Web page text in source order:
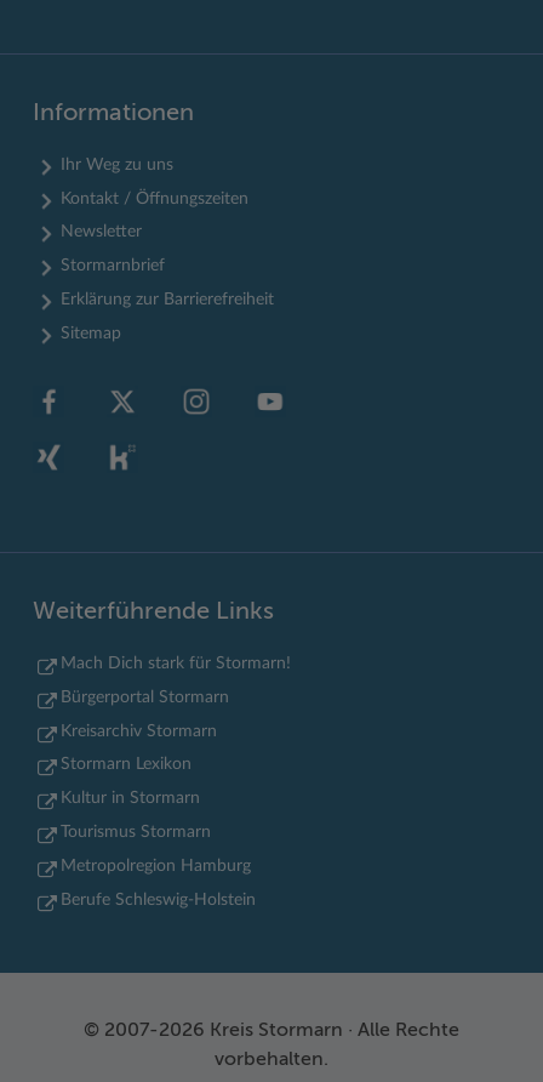
Informationen
Ihr Weg zu uns
Kontakt / Öffnungszeiten
Newsletter
Stormarnbrief
Erklärung zur Barrierefreiheit
Sitemap
Weiterführende Links
Mach Dich stark für Stormarn!
Bürgerportal Stormarn
Kreisarchiv Stormarn
Stormarn Lexikon
Kultur in Stormarn
Tourismus Stormarn
Metropolregion Hamburg
Berufe Schleswig-Holstein
© 2007-2026 Kreis Stormarn · Alle Rechte
vorbehalten.